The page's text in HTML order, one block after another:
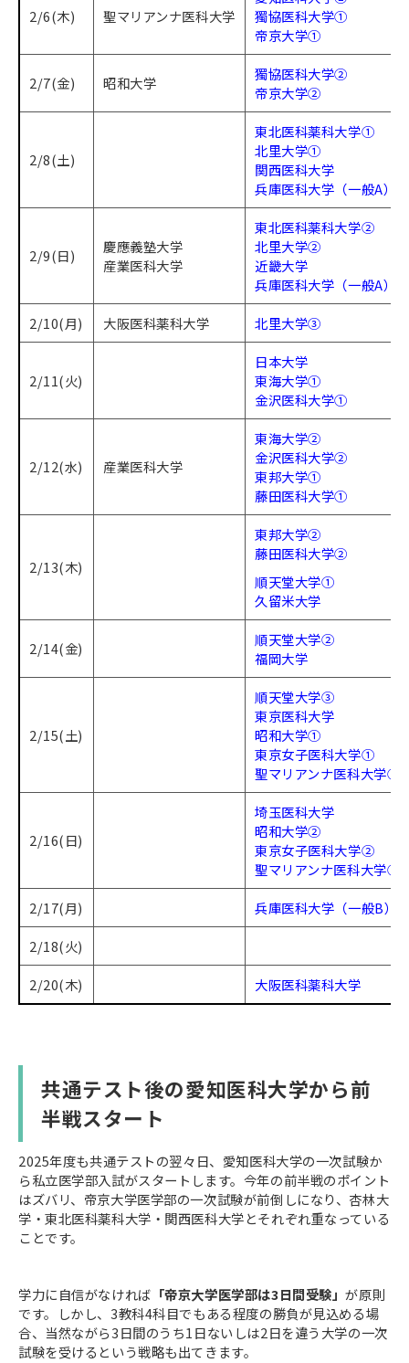
2/6(木) 聖マリアンナ医科大学
獨協医科大学①
帝京大学①
2/7(金) 昭和大学
獨協医科大学②
帝京大学②
2/8(土)
東北医科薬科大学①
北里大学①
関西医科大学
兵庫医科大学（一般A）①
2/9(日)
慶應義塾大学
産業医科大学
東北医科薬科大学②
北里大学②
近畿大学
兵庫医科大学（一般A）②
2/10(月)
大阪医科薬科大学 北里大学③
2/11(火)
日本大学
東海大学①
金沢医科大学①
2/12(水) 産業医科大学
東海大学②
金沢医科大学②
東邦大学①
藤田医科大学①
2/13(木)
東邦大学②
藤田医科大学②
順天堂大学①
久留米大学
2/14(金)
順天堂大学②
福岡大学
2/15(土)
順天堂大学③
東京医科大学
昭和大学①
東京女子医科大学①
聖マリアンナ医科大学①
2/16(日)
埼玉医科大学
昭和大学②
東京女子医科大学②
聖マリアンナ医科大学②
2/17(月)
兵庫医科大学（一般B）
2/18(火)
2/20(木)
大阪医科薬科大学
共通テスト後の愛知医科大学から前
半戦スタート
2025年度も共通テストの翌々日、愛知医科大学の一次試験か
ら私立医学部入試がスタートします。今年の前半戦のポイント
はズバリ、帝京大学医学部の一次試験が前倒しになり、杏林大
学・東北医科薬科大学・関西医科大学とそれぞれ重なっている
ことです。
学力に自信がなければ 「帝京大学医学部は3日間受験」が原則
です。しかし、3教科4科目でもある程度の勝負が見込める場
合、当然ながら3日間のうち1日ないしは2日を違う大学の一次
試験を受けるという戦略も出てきます。